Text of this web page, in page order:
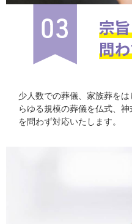
少人数での葬儀、家族葬を
らゆる規模の葬儀を仏式、
を問わず対応いたします。